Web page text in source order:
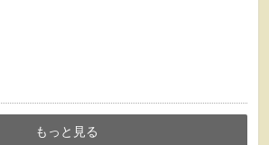
もっと見る